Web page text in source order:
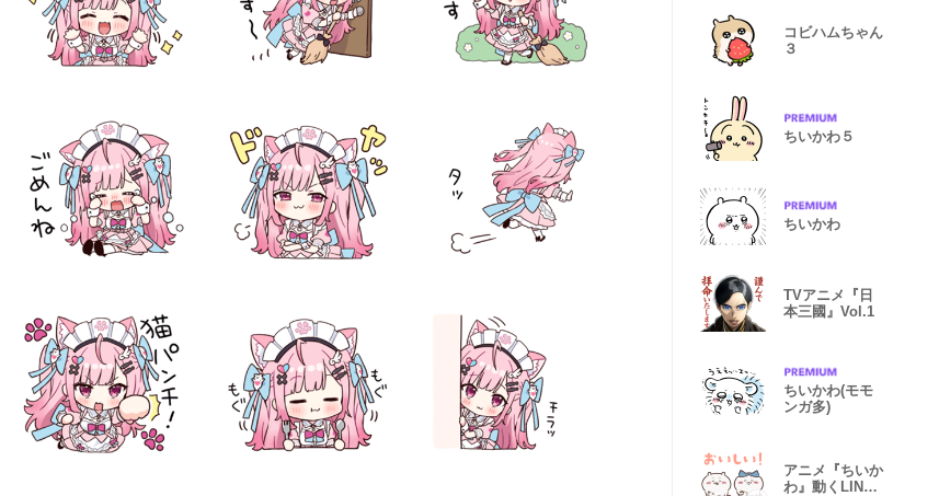
コビハムちゃん
３
ちいかわ５
ちいかわ
TVアニメ『日
本三國』Vol.1
ちいかわ(モモ
ンガ多)
アニメ『ちいか
わ』動くLINE